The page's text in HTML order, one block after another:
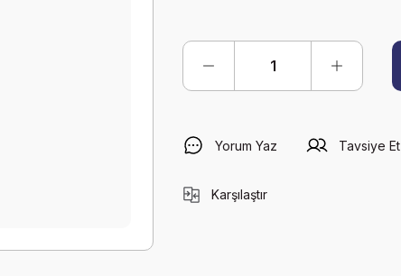
Yorum Yaz Tavsiye Et
Karşılaştır